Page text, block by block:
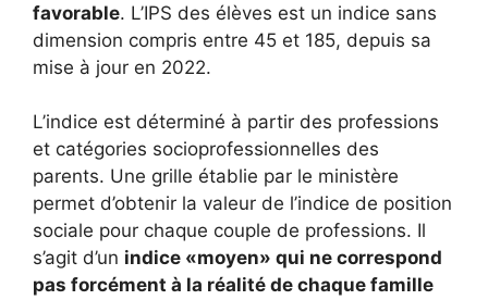
favorable. L’IPS des élèves est un indice sans
dimension compris entre 45 et 185, depuis sa
mise à jour en 2022.
L’indice est déterminé à partir des professions
et catégories socioprofessionnelles des
parents. Une grille établie par le ministère
permet d’obtenir la valeur de l’indice de position
sociale pour chaque couple de professions. Il
s’agit d’un indice «moyen» qui ne correspond
pas forcément à la réalité de chaque famille